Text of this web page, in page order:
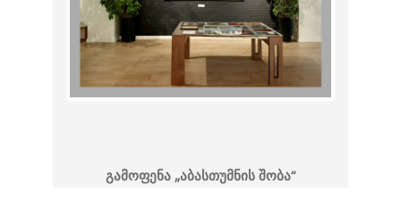
გამოფენა „აბასთუმნის შობა“